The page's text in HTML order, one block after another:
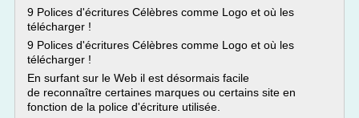
9 Polices d'écritures Célèbres comme Logo et où les
télécharger !
9 Polices d'écritures Célèbres comme Logo et où les
télécharger !
En surfant sur le Web il est désormais facile
de reconnaître certaines marques ou certains site en
fonction de la police d'écriture utilisée.